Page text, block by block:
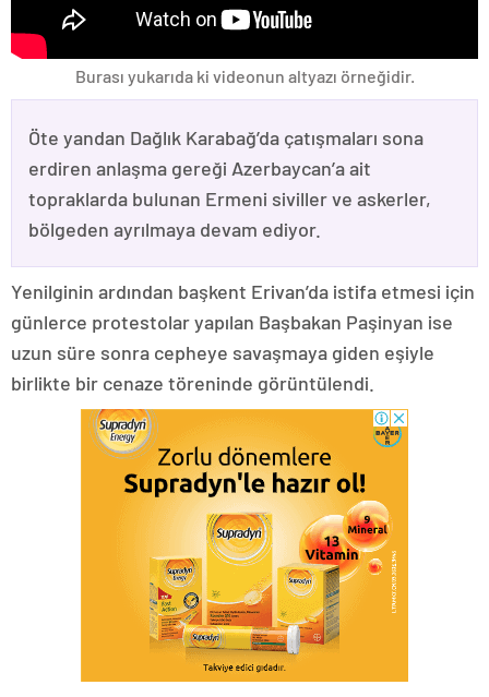
Burası yukarıda ki videonun altyazı örneğidir.
Öte yandan Dağlık Karabağ’da çatışmaları sona
erdiren anlaşma gereği Azerbaycan’a ait
topraklarda bulunan Ermeni siviller ve askerler,
bölgeden ayrılmaya devam ediyor.
Yenilginin ardından başkent Erivan’da istifa etmesi için
günlerce protestolar yapılan Başbakan Paşinyan ise
uzun süre sonra cepheye savaşmaya giden eşiyle
birlikte bir cenaze töreninde görüntülendi.